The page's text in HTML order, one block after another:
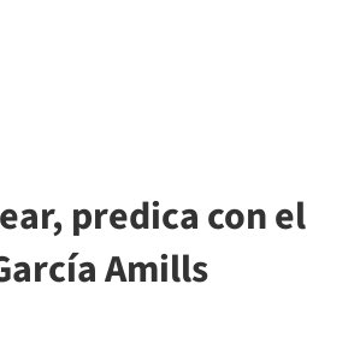
predica con el
Amills